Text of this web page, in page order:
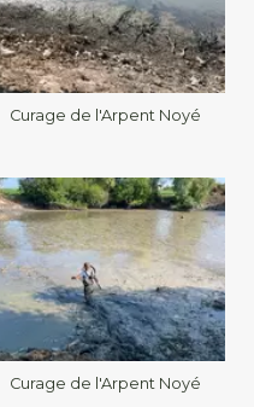
Curage de l'Arpent Noyé
Curage de l'Arpent Noyé